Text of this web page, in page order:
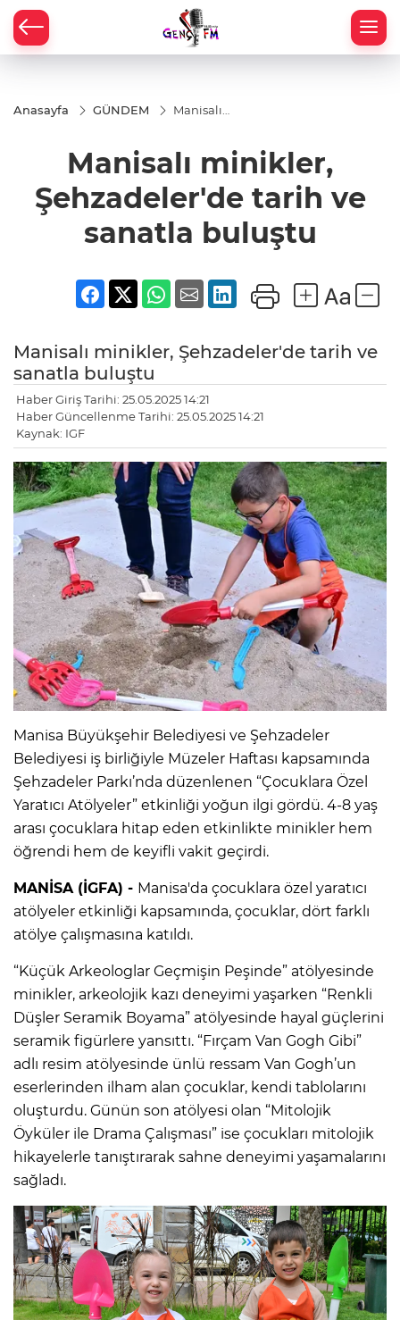
Anasayfa GÜNDEM
Manisalı
tarih ve
sanatla
Manisalı minikler,
Şehzadeler'de tarih ve
sanatla buluştu
Manisalı minikler, Şehzadeler'de tarih ve
sanatla buluştu
Haber Giriş Tarihi: 25.05.2025 14:21
Haber Güncellenme Tarihi: 25.05.2025 14:21
Kaynak: IGF
Manisa Büyükşehir Belediyesi ve Şehzadeler
Belediyesi iş birliğiyle Müzeler Haftası kapsamında
Şehzadeler Parkı’nda düzenlenen “Çocuklara Özel
Yaratıcı Atölyeler” etkinliği yoğun ilgi gördü. 4-8 yaş
arası çocuklara hitap eden etkinlikte minikler hem
öğrendi hem de keyifli vakit geçirdi.
MANİSA (İGFA) - Manisa'da çocuklara özel yaratıcı
atölyeler etkinliği kapsamında, çocuklar, dört farklı
atölye çalışmasına katıldı.
“Küçük Arkeologlar Geçmişin Peşinde” atölyesinde
minikler, arkeolojik kazı deneyimi yaşarken “Renkli
Düşler Seramik Boyama” atölyesinde hayal güçlerini
seramik figürlere yansıttı. “Fırçam Van Gogh Gibi”
adlı resim atölyesinde ünlü ressam Van Gogh’un
eserlerinden ilham alan çocuklar, kendi tablolarını
oluşturdu. Günün son atölyesi olan “Mitolojik
Öyküler ile Drama Çalışması” ise çocukları mitolojik
hikayelerle tanıştırarak sahne deneyimi yaşamalarını
sağladı.